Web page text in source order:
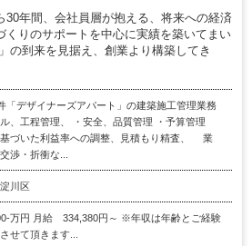
30年間、会社員層が抱える、将来への経済
くりのサポートを中心に実績を築いてまい
の到来を見据え、創業より構築してき
「デザイナーズアパート」の建築施工管理業務
、工程管理、 ・安全、品質管理 ・予算管理
基づいた利益率への調整、見積もり精査、 業
渉・折衝な...
川区
万円 月給 334,380円～ ※年収は年齢とご経験
せて頂きます...